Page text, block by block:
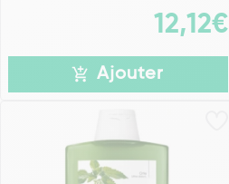
12,12€
Ajouter